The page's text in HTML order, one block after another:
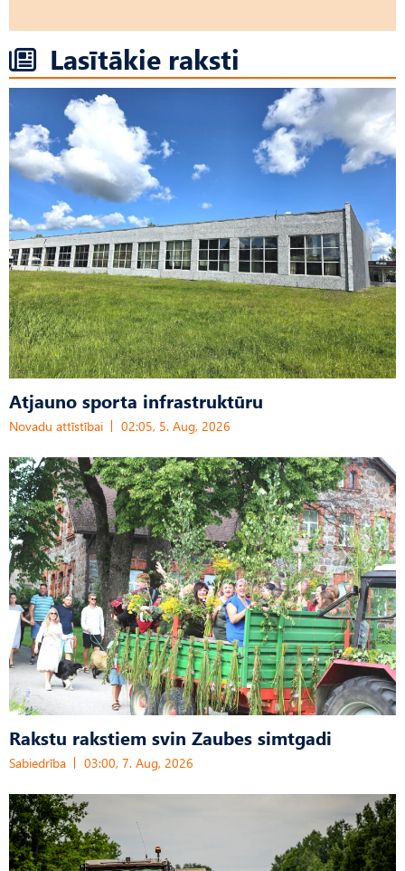
Lasītākie raksti
Atjauno sporta infrastruktūru
Novadu attīstībai 02:05, 5. Aug, 2026
Rakstu rakstiem svin Zaubes simtgadi
Sabiedrība 03:00, 7. Aug, 2026